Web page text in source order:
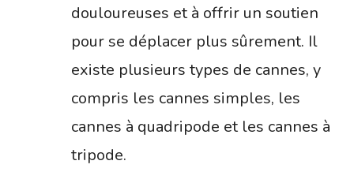
douloureuses et à offrir un soutien
pour se déplacer plus sûrement. Il
existe plusieurs types de cannes, y
compris les cannes simples, les
cannes à quadripode et les cannes à
tripode.